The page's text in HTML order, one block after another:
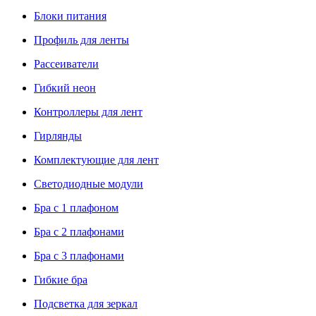
Блоки питания
Профиль для ленты
Рассеиватели
Гибкий неон
Контроллеры для лент
Гирлянды
Комплектующие для лент
Светодиодные модули
Бра с 1 плафоном
Бра с 2 плафонами
Бра с 3 плафонами
Гибкие бра
Подсветка для зеркал